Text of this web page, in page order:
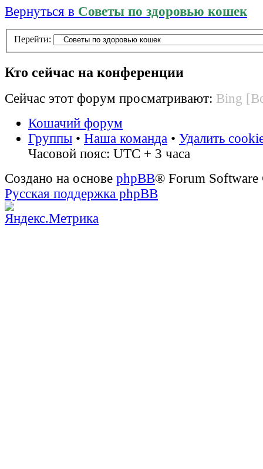
Вернуться в Советы по здоровью кошек
Перейти:
Кто сейчас на конференции
Сейчас этот форум просматривают: Bing
Кошачий форум
Группы • Наша команда • Удалить
Часовой пояс: UTC + 3 часа
Создано на основе phpBB® Forum
Русская поддержка phpBB